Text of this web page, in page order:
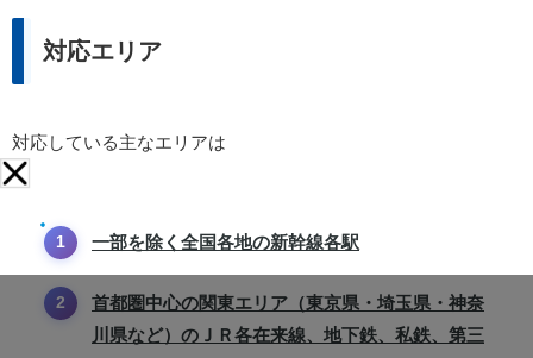
対応エリア
対応している主なエリアは
一部を除く全国各地の新幹線各駅
首都圏中心の関東エリア（東京県・埼玉県・神奈
川県など）のＪＲ各在来線、地下鉄、私鉄、第三